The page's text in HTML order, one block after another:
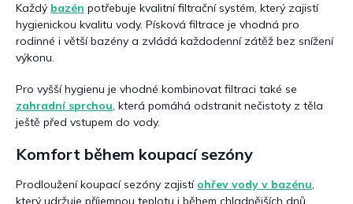
Každý bazén potřebuje kvalitní filtrační systém, který zajistí
hygienickou kvalitu vody. Písková filtrace je vhodná pro
rodinné i větší bazény a zvládá každodenní zátěž bez snížení
výkonu.
Pro vyšší hygienu je vhodné kombinovat filtraci také se
zahradní sprchou, která pomáhá odstranit nečistoty z těla
ještě před vstupem do vody.
Komfort během koupací sezóny
Prodloužení koupací sezóny zajistí ohřev vody v bazénu,
který udržuje příjemnou teplotu i během chladnějších dnů.